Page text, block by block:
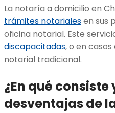
La notaría a domicilio en
trámites notarialesen sus
oficina notarial. Este
discapacitadas, o en
notarial tradicional.
¿En qué
desventajas de